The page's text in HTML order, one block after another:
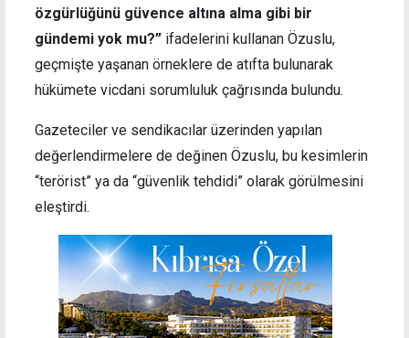
özgürlüğünü güvence altına alma gibi bir
gündemi yok mu?” ifadelerini kullanan Özuslu,
geçmişte yaşanan örneklere de atıfta bulunarak
hükümete vicdani sorumluluk çağrısında bulundu.
Gazeteciler ve sendikacılar üzerinden yapılan
değerlendirmelere de değinen Özuslu, bu kesimlerin
“terörist” ya da “güvenlik tehdidi” olarak görülmesini
eleştirdi.